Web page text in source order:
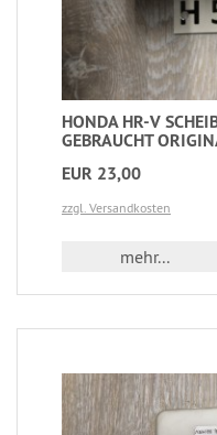
HONDA HR-V
GEBRAUCHT
EUR 23,00
zzgl. Versandkosten
mehr...